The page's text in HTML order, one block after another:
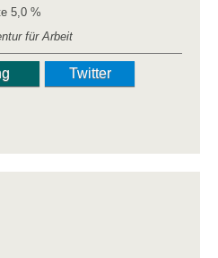
5,0 %
für Arbeit
Twitter